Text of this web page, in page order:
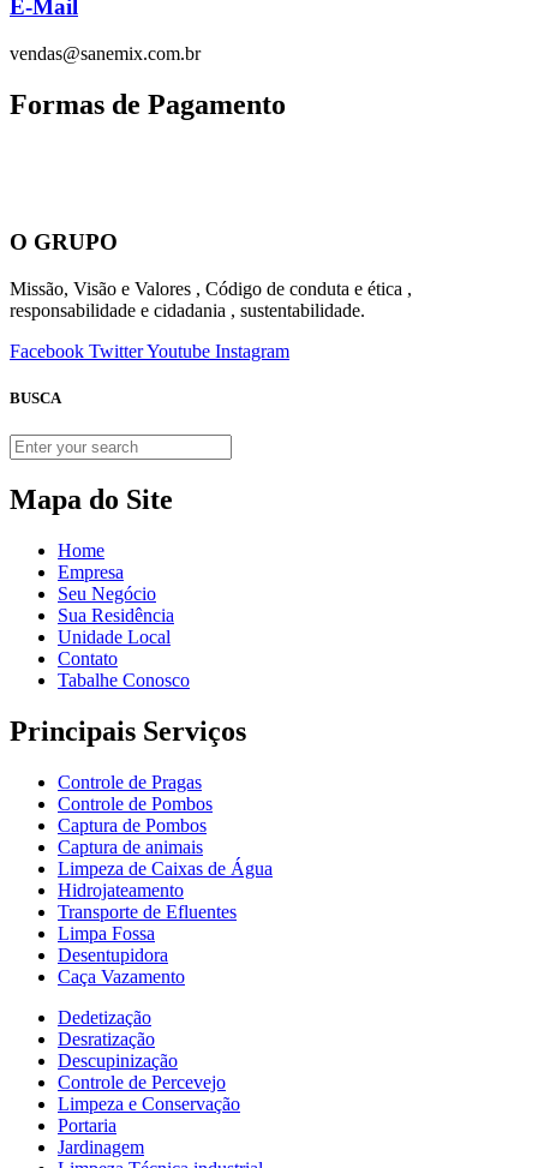
E-Mail
vendas@sanemix.com.br
Formas de Pagamento
O GRUPO
Missão, Visão e Valores , Código de conduta e ética ,
responsabilidade e cidadania , sustentabilidade.
Facebook TwitterYoutube Instagram
BUSCA
Mapa do Site
Home
Empresa
Seu Negócio
Sua Residência
Unidade Local
Contato
Tabalhe Conosco
Principais Serviços
Controle de Pragas
Controle de Pombos
Captura de Pombos
Captura de animais
Limpeza de Caixas de Água
Hidrojateamento
Transporte de Efluentes
Limpa Fossa
Desentupidora
Caça Vazamento
Dedetização
Desratização
Descupinização
Controle de Percevejo
Limpeza e Conservação
Portaria
Jardinagem